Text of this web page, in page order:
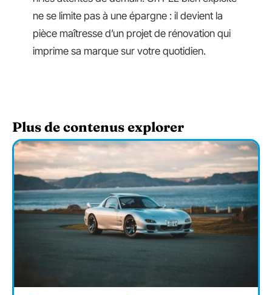
ne se limite pas à une épargne : il devient la
pièce maîtresse d’un projet de rénovation qui
imprime sa marque sur votre quotidien.
Plus de contenus explorer